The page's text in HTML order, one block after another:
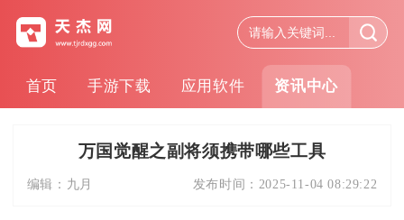
首页 手游下载 应用软件 资讯中心
万国觉醒之副将须携带哪些工具
编辑： 九月 发布时间： 2025-11-04 08:29:22